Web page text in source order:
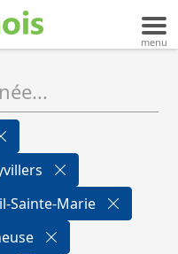
Sainte-Marie